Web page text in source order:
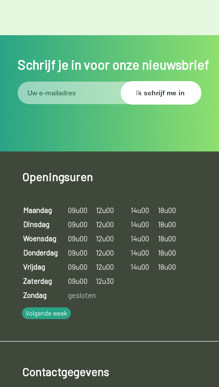
Schrijf je in voor onze nieuwsbrief
Openingsuren
Maandag 09u00 12u00 14u00
18u00
Dinsdag
09u00 12u00 14u00
18u00
Woensdag
09u00 12u00 14u00
18u00
Donderdag
09u00 12u00 14u00
18u00
Vrijdag
09u00 12u00 14u00
18u00
Zaterdag
09u00
12u30
Zondag
gesloten
Volgende week
Contactgegevens